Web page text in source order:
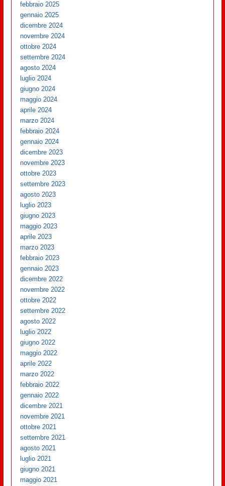
febbraio 2025
gennaio 2025
dicembre 2024
novembre 2024
ottobre 2024
settembre 2024
agosto 2024
luglio 2024
giugno 2024
maggio 2024
aprile 2024
marzo 2024
febbraio 2024
gennaio 2024
dicembre 2023
novembre 2023
ottobre 2023
settembre 2023
agosto 2023
luglio 2023
giugno 2023
maggio 2023
aprile 2023
marzo 2023
febbraio 2023
gennaio 2023
dicembre 2022
novembre 2022
ottobre 2022
settembre 2022
agosto 2022
luglio 2022
giugno 2022
maggio 2022
aprile 2022
marzo 2022
febbraio 2022
gennaio 2022
dicembre 2021
novembre 2021
ottobre 2021
settembre 2021
agosto 2021
luglio 2021
giugno 2021
maggio 2021